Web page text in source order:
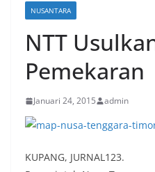
NUSANTARA
NTT
Pemekaran
Januari 24, 2015 admin
KUPANG, JURNAL123.